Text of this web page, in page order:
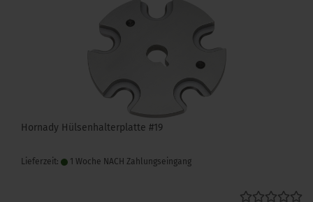
Hornady Hülsenhalterplatte #19
Lieferzeit: 1 Woche NACH Zahlungseingang